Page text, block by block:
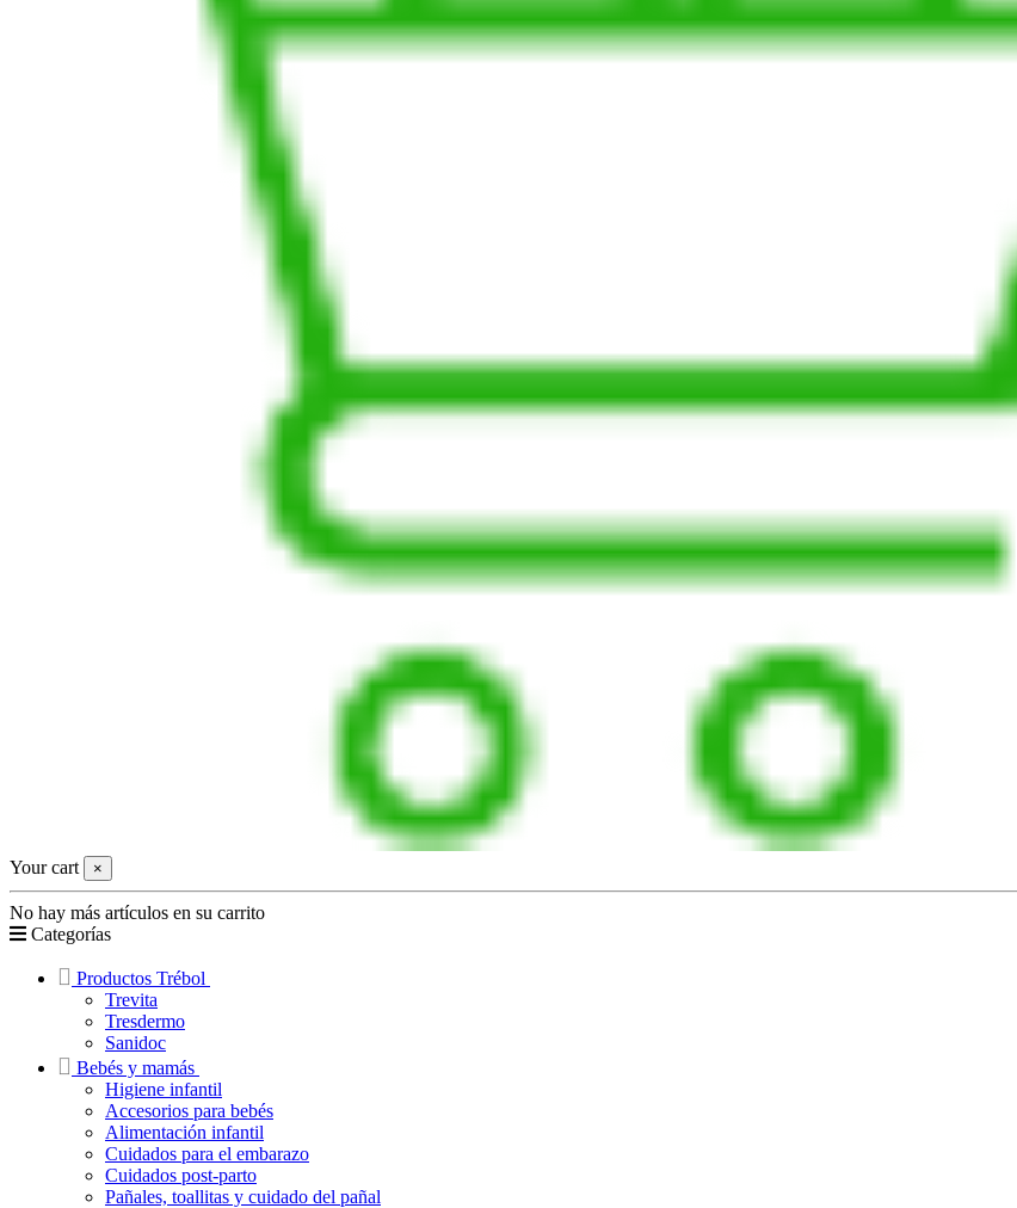
Your cart
×
No hay más artículos en su carrito
Categorías
Productos Trébol
Trevita
Tresdermo
Sanidoc
Bebés y mamás
Higiene infantil
Accesorios para bebés
Alimentación infantil
Cuidados para el embarazo
Cuidados post-parto
Pañales, toallitas y cuidado del pañal